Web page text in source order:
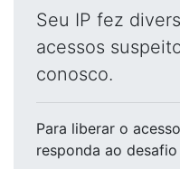
Seu IP fez
acessos
conosco.
Para liberar o acesso
responda ao